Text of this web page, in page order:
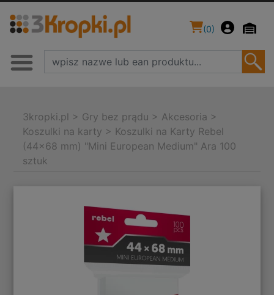
(0)
3kropki.pl > Gry bez prądu > Akcesoria >
Koszulki na karty > Koszulki na Karty Rebel
(44x68 mm) "Mini European Medium" Ara 100
sztuk